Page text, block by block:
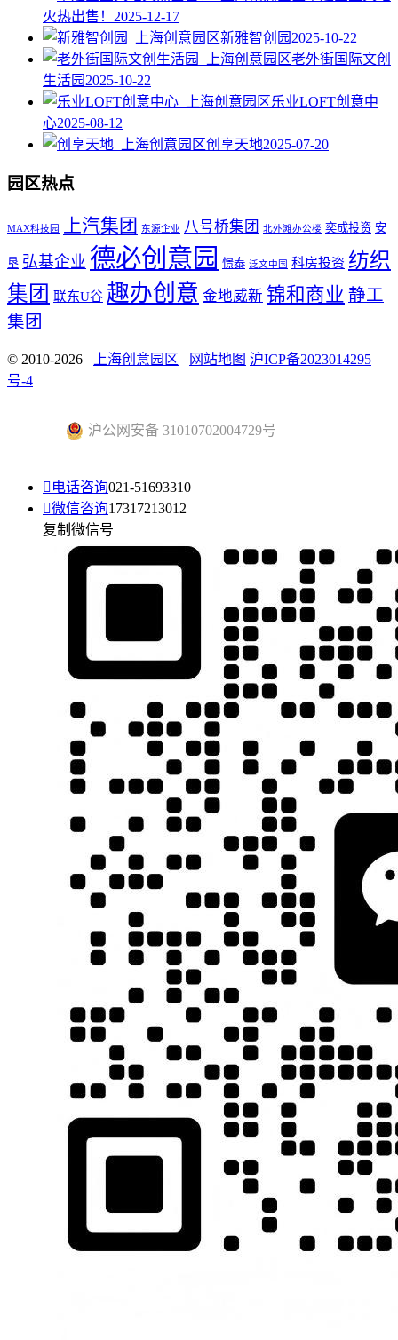
火热出售！ 2025-12-17
新雅智创园 2025-10-22
老外街国际文创
生活园 2025-10-22
乐业LOFT创意中
心2025-08-12
创享天地2025-07-20
园区热点
MAX科技园 上汽集团 东源企业 八号桥集团 北外滩办公楼 奕成投资 安
垦 弘基企业 德必创意园 憬泰 泛文中国 科房投资 纺织
集团 联东U谷 趣办创意 金地威新 锦和商业 静工
集团
© 2010-2026 上海创意园区 网站地图 沪ICP备2023014295
号-4
沪公网安备 31010702004729号
 电话咨询021-51693310
微信咨询17317213012
复制微信号